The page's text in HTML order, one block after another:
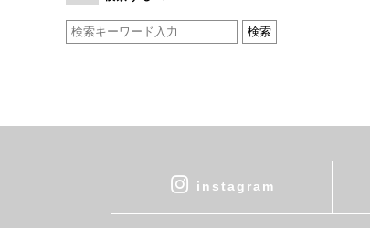
by basics
CATWORTH
cohan
DEAN & DELUCAinstagram